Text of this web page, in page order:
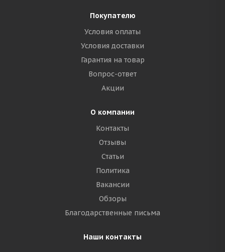
Покупателю
Условия оплаты
Условия доставки
Гарантия на товар
Вопрос-ответ
Акции
О компании
Контакты
Отзывы
Статьи
Политика
Вакансии
Обзоры
Благодарственные письма
Наши контакты